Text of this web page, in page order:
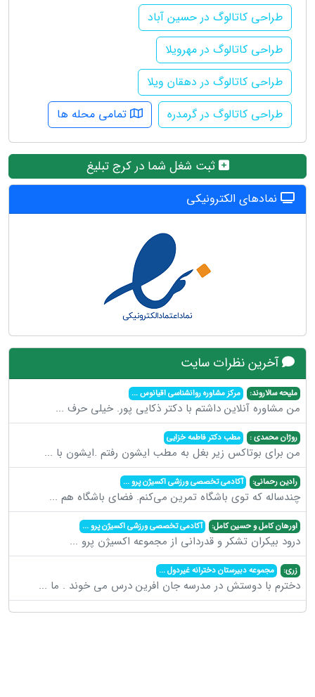
طراحی کاتالوگ در حسین آباد
طراحی کاتالوگ در مهرویلا
طراحی کاتالوگ در دهقان ویلا
طراحی کاتالوگ در گرمدره
تمامی محله ها
ثبت شغل شما در کرج تبلیغ
نمادهای الکترونیکی
آخرین نظرات سایت
ملیحه سالاروند: مرکز مشاوره روانشناسی اقیانوس...
من مشاوره آنلاین داشتم با دکتر ذکایی پور. خیلی حرف ...
روژان محمدی : مطب دکتر فاطمه خزایی
من برای بوتاکس زیر بغل به مطب ایشون رفتم .ایشون با ...
رادین رحمانی: آکادمی تخصصی ورزشی اکسیژن پرو...
چندساله که توی باشگاه تمرین می‌کنم. فضای باشگاه هم ...
اورهان کامل و حسین کامل: آکادمی تخصصی ورزشی اکسیژن پرو...
درود بیکران تشکر و قدردانی از مجموعه اکسیژن پرو ...
زری: مجموعه دبیرستان دخترانه غیردول...
دخترم با دوستش در مدرسه جان افرین درس می خوند . ما ...